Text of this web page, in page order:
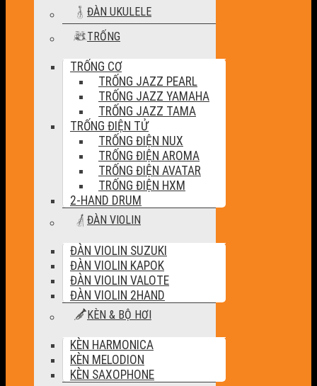
ĐÀN UKULELE
TRỐNG
TRỐNG CƠ
TRỐNG JAZZ PEARL
TRỐNG JAZZ YAMAHA
TRỐNG JAZZ TAMA
TRỐNG ĐIỆN TỬ
TRỐNG ĐIỆN NUX
TRỐNG ĐIỆN AROMA
TRỐNG ĐIỆN AVATAR
TRỐNG ĐIỆN HXM
2-HAND DRUM
ĐÀN VIOLIN
ĐÀN VIOLIN SUZUKI
ĐÀN VIOLIN KAPOK
ĐÀN VIOLIN VALOTE
ĐÀN VIOLIN 2HAND
KÈN & BỘ HƠI
KÈN HARMONICA
KÈN MELODION
KÈN SAXOPHONE